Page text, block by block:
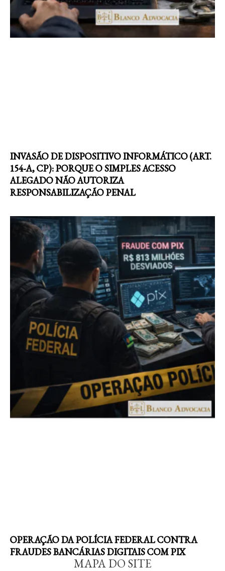
INVASÃO DE DISPOSITIVO INFORMÁTICO (ART.
154-A, CP): PORQUE O SIMPLES ACESSO
ALEGADO NÃO AUTORIZA
RESPONSABILIZAÇÃO PENAL
OPERAÇÃO DA POLÍCIA FEDERAL CONTRA
FRAUDES BANCÁRIAS DIGITAIS COM PIX
MAPA DO SITE